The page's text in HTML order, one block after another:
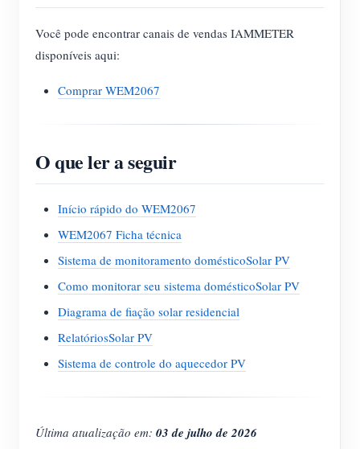
Você pode encontrar canais de vendas IAMMETER
disponíveis aqui:
Comprar WEM2067
O que ler a seguir
Início rápido do WEM2067
WEM2067 Ficha técnica
Sistema de monitoramento domésticoSolar PV
Como monitorar seu sistema domésticoSolar PV
Diagrama de fiação solar residencial
RelatóriosSolar PV
Sistema de controle do aquecedor PV
Última atualização em: 03 de julho de 2026